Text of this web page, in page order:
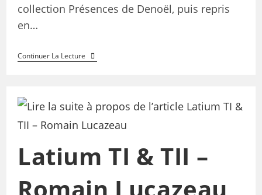
collection Présences de Denoël, puis repris
en…
Continuer La Lecture
Latium TI & TII –